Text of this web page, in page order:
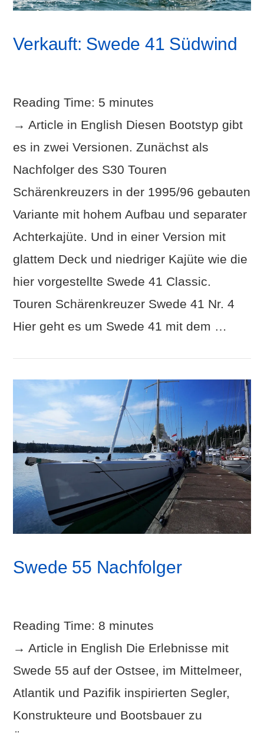
VIEW POST
Verkauft: Swede 41 Südwind
Reading Time: 5 minutes
→ Article in English Diesen Bootstyp gibt
es in zwei Versionen. Zunächst als
Nachfolger des S30 Touren
Schärenkreuzers in der 1995/96 gebauten
Variante mit hohem Aufbau und separater
Achterkajüte. Und in einer Version mit
glattem Deck und niedriger Kajüte wie die
hier vorgestellte Swede 41 Classic.
Touren Schärenkreuzer Swede 41 Nr. 4
Hier geht es um Swede 41 mit dem …
Swede 55 Nachfolger
Reading Time: 8 minutes
→ Article in English Die Erlebnisse mit
Swede 55 auf der Ostsee, im Mittelmeer,
Atlantik und Pazifik inspirierten Segler,
Konstrukteure und Bootsbauer zu